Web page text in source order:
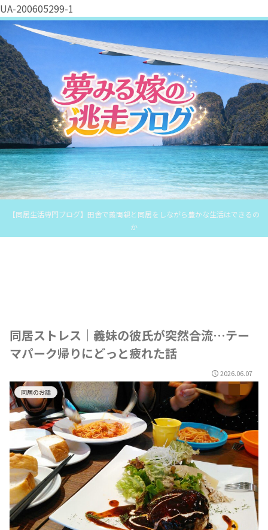
UA-200605299-1
【同居生活専門ブログ】田舎で義両親と同居をしながら豊かな生活はできるの
か
同居ストレス｜義妹の彼氏が突然合流…テー
マパーク帰りにどっと疲れた話
2026.06.07
同居のお話